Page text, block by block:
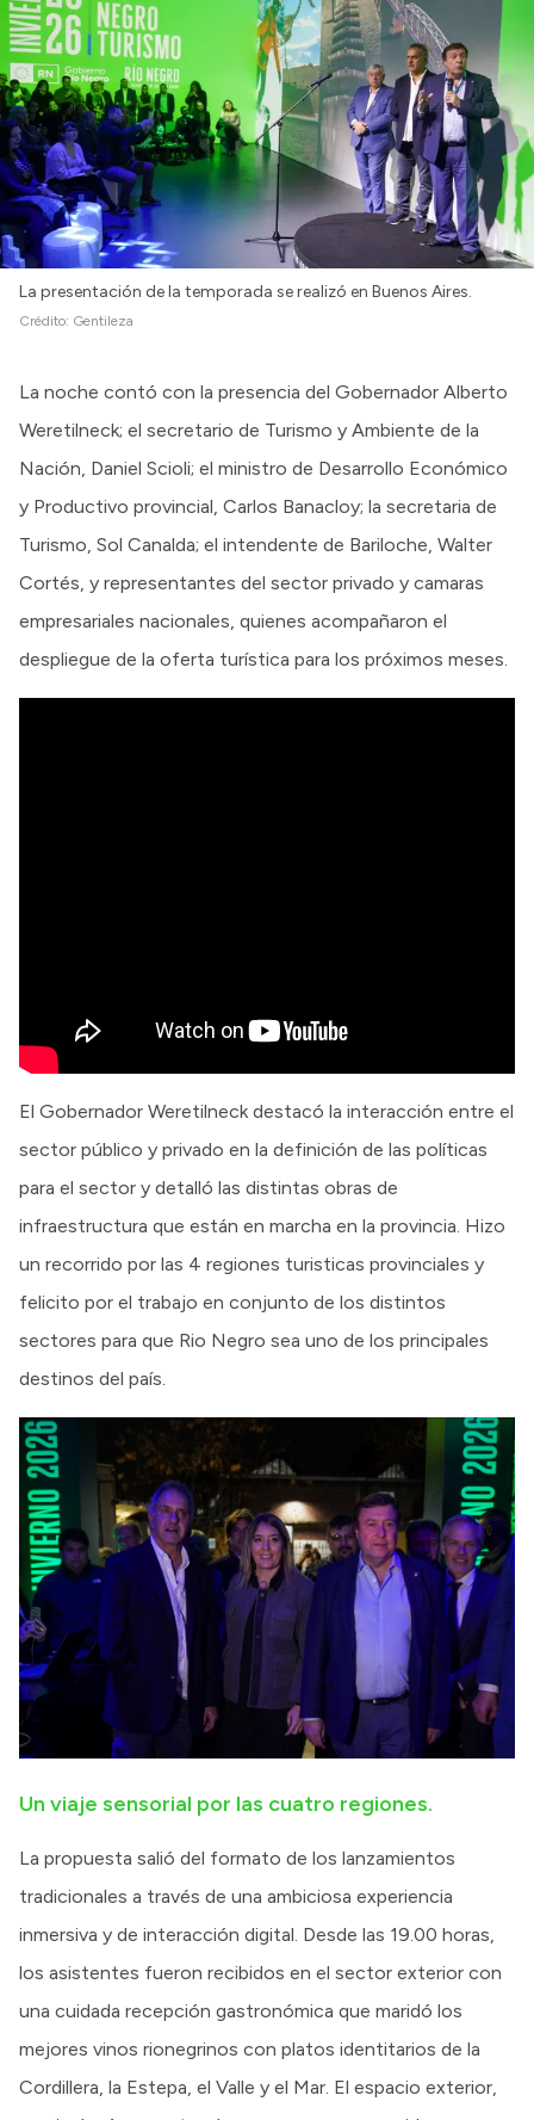
La presentación de la temporada se realizó en Buenos Aires.
Crédito: Gentileza
La noche contó con la presencia del Gobernador Alberto
Weretilneck; el secretario de Turismo y Ambiente de la
Nación, Daniel Scioli; el ministro de Desarrollo Económico
y Productivo provincial, Carlos Banacloy; la secretaria de
Turismo, Sol Canalda; el intendente de Bariloche, Walter
Cortés, y representantes del sector privado y camaras
empresariales nacionales, quienes acompañaron el
despliegue de la oferta turística para los próximos meses.
El Gobernador Weretilneck destacó la interacción entre el
sector público y privado en la definición de las políticas
para el sector y detalló las distintas obras de
infraestructura que están en marcha en la provincia. Hizo
un recorrido por las 4 regiones turisticas provinciales y
felicito por el trabajo en conjunto de los distintos
sectores para que Rio Negro sea uno de los principales
destinos del país.
Un viaje sensorial por las cuatro regiones.
La propuesta salió del formato de los lanzamientos
tradicionales a través de una ambiciosa experiencia
inmersiva y de interacción digital. Desde las 19.00 horas,
los asistentes fueron recibidos en el sector exterior con
una cuidada recepción gastronómica que maridó los
mejores vinos rionegrinos con platos identitarios de la
Cordillera, la Estepa, el Valle y el Mar. El espacio exterior,